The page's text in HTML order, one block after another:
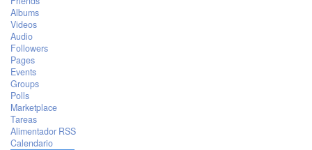
Albums
Videos
Audio
Followers
Pages
Events
Groups
Polls
Marketplace
Tareas
Alimentador RSS
Calendario